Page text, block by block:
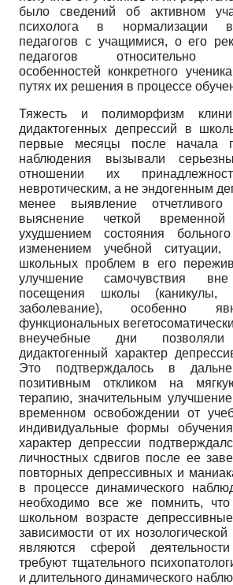
было сведений об активном
психолога в нормализации
педагогов с учащимися, о его
педагогов относительно
особенностей конкретного
путях их решения в процессе
Тяжесть и полиморфизм
дидактогенных депрессий в
первые месяцы после начала
наблюдения вызывали
отношении их
невротическим, а не эндогенным
менее выявление
выяснение четкой
ухудшением состояния
изменением учебной ситуации,
школьных проблем в его
улучшение самочувствия вне
посещения школы (каникулы,
заболевание), особенно
функциональных
внеучебные дни позволяли
дидактогенный характер
Это подтверждалось в
позитивным откликом на
терапию, значительным
временном освобождении от
индивидуальные формы
характер депрессии
личностных сдвигов после ее
повторных депрессивных и
в процессе динамического
необходимо все же помнить,
школьном возрасте
зависимости от их
являются сферой
требуют тщательного
и длительного динамического